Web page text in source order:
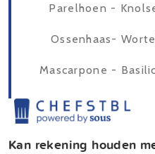
Parelhoen -
Ossenhaas-
Mascarpone -
Kan rekening houden